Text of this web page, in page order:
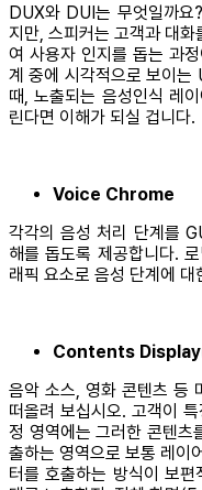
DUX와 DUI는 무엇일까요
지만, 스피커는 고객과 대
여 사용자 인지를 돕는 과
계 중에 시각적으로 보이는
때, 노출되는 음성인식 레
린다면 이해가 되실 겁니다.
Voice Chrome
각각의 음성 처리 단계를
해를 돕도록 제공합니다.
래픽 요소로 음성 단계에
Contents Display(
음악 소스, 영화 콘텐츠 등
떠올려 보십시오. 고객이
정 영역에는 그러한 콘텐츠
출하는 영역으로 보통 레이
터를 호출하는 방식이 보